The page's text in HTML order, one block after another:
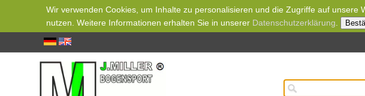
Wir verwenden Cookies, um Inhalte zu personalisieren und die Zugriffe auf
nutzen. Weitere Informationen erhalten Sie in unserer Datenschutzerklärung